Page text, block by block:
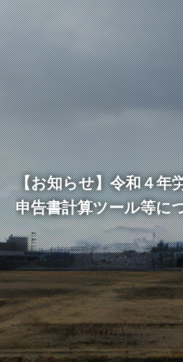
【お知らせ】令和４年
申告書計算ツール等に